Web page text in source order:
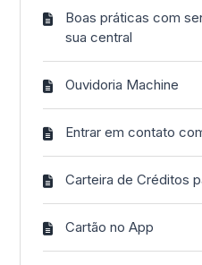
Boas práticas com
sua central
Ouvidoria Machine
Entrar em contato
Carteira de Créditos
Cartão no App